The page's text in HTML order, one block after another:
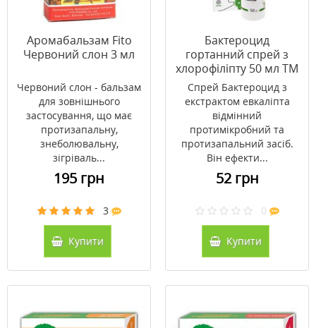
Аромабальзам Fito
Червоний слон 3 мл
Червоний слон - бальзам
для зовнішнього
застосування, що має
протизапальну,
знеболювальну,
зігріваль...
195 грн
3
Купити
Бактероцид
гортанний спрей з
хлорофіліпту 50 мл ТМ
Еліксир
Спрей Бактероцид з
екстрактом евкаліпта
відмінний
протимікробний та
протизапальний засіб.
Він ефекти...
52 грн
0
Купити